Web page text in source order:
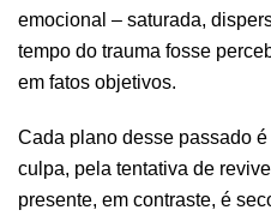
emocional – saturada,
tempo do trauma fosse
em fatos objetivos.
Cada plano desse passado
culpa, pela tentativa de
presente, em contraste, é